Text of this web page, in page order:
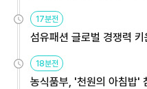
용해야
17분전
섬유패션 글로벌 경쟁력
원
18분전
농식품부, '천원의 아침밥'